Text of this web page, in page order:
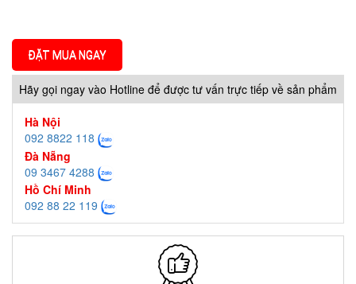
ĐẶT MUA NGAY
Hãy gọi ngay vào Hotline để được tư vấn trực tiếp về sản phẩm
Hà Nội
092 8822 118
Đà Nẵng
09 3467 4288
Hồ Chí Minh
092 88 22 119